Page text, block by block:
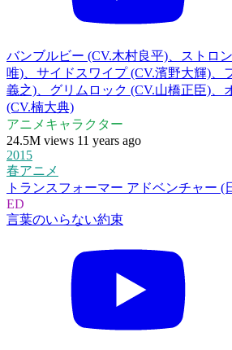
バンブルビー (CV.木村良平)、ストロ
唯)、サイドスワイプ (CV.濱野大輝)、
義之)、グリムロック (CV.山橋正臣)、
(CV.楠大典)
アニメキャラクター
24.5M views 11 years ago
2015
春アニメ
トランスフォーマー アドベンチャー (
ED
言葉のいらない約束